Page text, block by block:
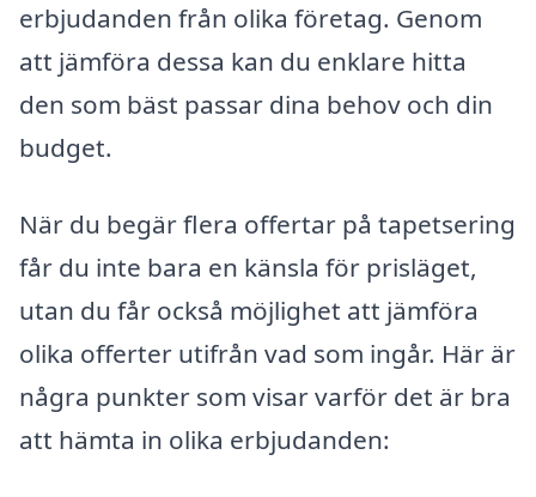
erbjudanden från olika företag. Genom
att jämföra dessa kan du enklare hitta
den som bäst passar dina behov och din
budget.
När du begär flera offertar på tapetsering
får du inte bara en känsla för prisläget,
utan du får också möjlighet att jämföra
olika offerter utifrån vad som ingår. Här är
några punkter som visar varför det är bra
att hämta in olika erbjudanden: